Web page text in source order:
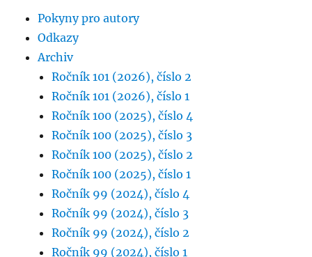
Pokyny pro autory
Odkazy
Archiv
Ročník 101 (2026), číslo 2
Ročník 101 (2026), číslo 1
Ročník 100 (2025), číslo 4
Ročník 100 (2025), číslo 3
Ročník 100 (2025), číslo 2
Ročník 100 (2025), číslo 1
Ročník 99 (2024), číslo 4
Ročník 99 (2024), číslo 3
Ročník 99 (2024), číslo 2
Ročník 99 (2024), číslo 1